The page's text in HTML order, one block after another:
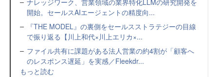
ナレッジワーク、営業領域の業界特化LLMの研究開発を
開始。セールスAIエージェントの精度向...
『THE MODEL』の裏側をセールスストラテジーの目線
で振り返る【川上和代×川上エリカ×...
ファイル共有に課題がある法人営業の約4割が「顧客へ
のレスポンス遅延」を実感／Fleekdr...
もっと読む